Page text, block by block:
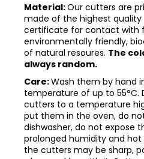
Material:Our cutters are
made of the highest quality
certificate for contact with
environmentally friendly,
of natural resoures. The
always random.
Care:Wash them by hand
temperature of up to 55°C.
cutters to a temperature
put them in the oven, do
dishwasher, do not expose
prolonged humidity and hot
the cutters may be sharp,